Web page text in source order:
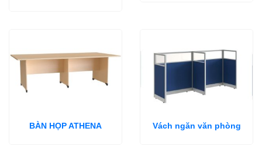
BÀN HỌP ATHENA Vách ngăn văn phòng